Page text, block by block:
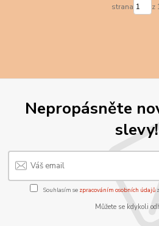
strana z
Nepropásněte
slevy!
Souhlasím se zpracováním osobních údajů
Můžete se kdykoli